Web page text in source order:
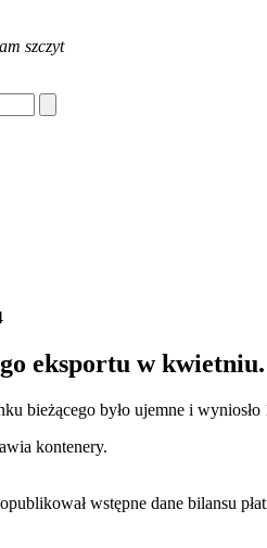
szczyt
eksportu w
bieżącego było ujemne i
wstępne dane bilansu